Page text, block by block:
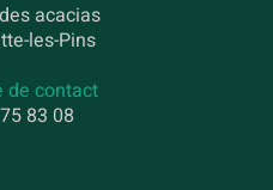
acacias
les-Pins
de contact
83 08